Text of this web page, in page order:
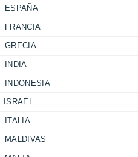
ESPAÑA
FRANCIA
GRECIA
INDIA
INDONESIA
ISRAEL
ITALIA
MALDIVAS